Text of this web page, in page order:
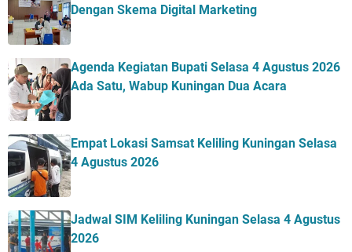
Dengan Skema Digital Marketing
Agenda Kegiatan Bupati Selasa 4 Agustus 2026
Ada Satu, Wabup Kuningan Dua Acara
Empat Lokasi Samsat Keliling Kuningan Selasa
4 Agustus 2026
Jadwal SIM Keliling Kuningan Selasa 4 Agustus
2026